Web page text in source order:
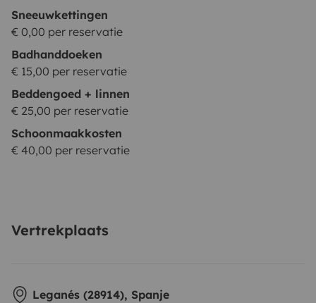
Sneeuwkettingen
€ 0,00 per reservatie
Badhanddoeken
€ 15,00 per reservatie
Beddengoed + linnen
€ 25,00 per reservatie
Schoonmaakkosten
€ 40,00 per reservatie
Vertrekplaats
Leganés (28914), Spanje